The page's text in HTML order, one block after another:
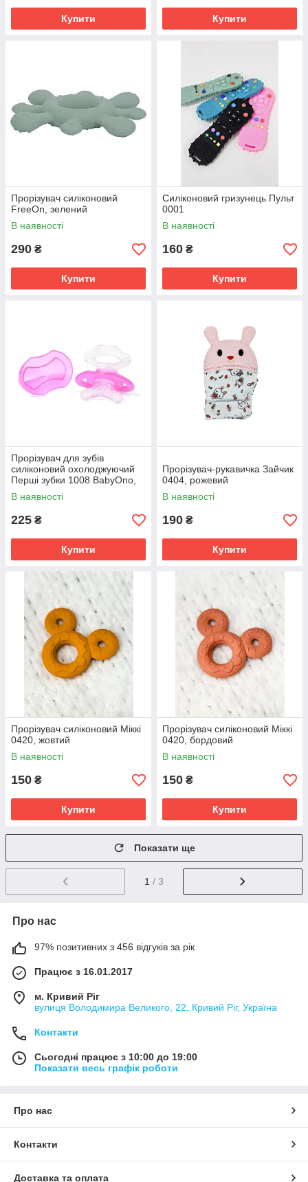
Купити Купити
Прорізувач силіконовий
FreeOn, зелений
В наявності
290 ₴
Купити
Силіконовий гризунець Пульт
0001
В наявності
160 ₴
Купити
Прорізувач для зубів
силіконовий охолоджуючий
Перші зубки 1008 BabyOno,
Рожевий
В наявності
225 ₴
Купити
Прорізувач-рукавичка Зайчик
0404, рожевий
В наявності
190 ₴
Купити
Прорізувач силіконовий Міккі
0420, жовтий
В наявності
150 ₴
Купити
Прорізувач силіконовий Міккі
0420, бордовий
В наявності
150 ₴
Купити
Показати ще
1 / 3
Про нас
97% позитивних з 456 відгуків за рік
Працює з 16.01.2017
м. Кривий Ріг
вулиця Володимира Великого, 22, Кривий Ріг, Україна
Контакти
Сьогодні працює з 10:00 до 19:00
Показати весь графік роботи
Про нас
Контакти
Доставка та оплата